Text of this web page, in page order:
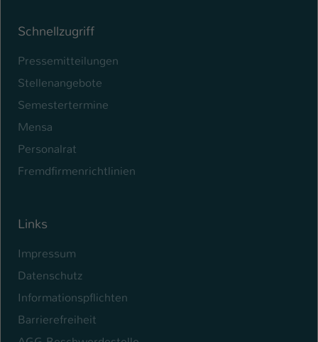
Schnellzugriff
Pressemitteilungen
Stellenangebote
Semestertermine
Mensa
Personalrat
Fremdfirmenrichtlinien
Links
Impressum
Datenschutz
Informationspflichten
Barrierefreiheit